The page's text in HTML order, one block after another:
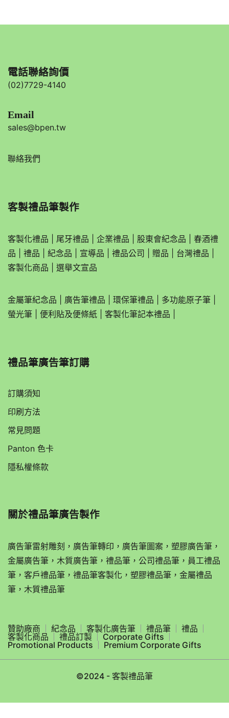
電話聯絡詢價
(02)7729-4140
Email
sales@bpen.tw
聯絡我們
客製禮品筆製作
客製化禮品 尾牙禮品 企業禮品 股東會紀念品
春酒禮
品
禮品 紀念品 宣導品 禮品公司 贈品 台灣禮品
客製化商品
選舉文宣品
金屬筆紀念品 廣告筆禮品 環保筆禮品 多功能原子筆
螢光筆
便利貼及便條紙 客製化筆記本禮品
禮品筆廣告筆訂購
訂購須知
印刷方法
常見問題
Panton 色卡
隱私權條款
關於禮品筆廣告製作
廣告筆雷射雕刻，廣告筆轉印，廣告筆圖案，塑膠廣告筆，
金屬廣告筆，木質廣告筆，禮品筆，公司禮品筆，員工禮品
筆，客戶禮品筆，禮品筆客製化，塑膠禮品筆，金屬禮品
筆，木質禮品筆
贊助廠商 紀念品 客製化廣告筆 禮品筆
禮品
客製化商品
禮品訂製
Corporate Gifts
Promotional Products
Premium Corporate Gifts
©2024 - 客製禮品筆